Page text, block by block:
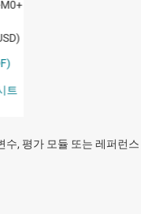
수, 평가 모듈 또는 레퍼런스